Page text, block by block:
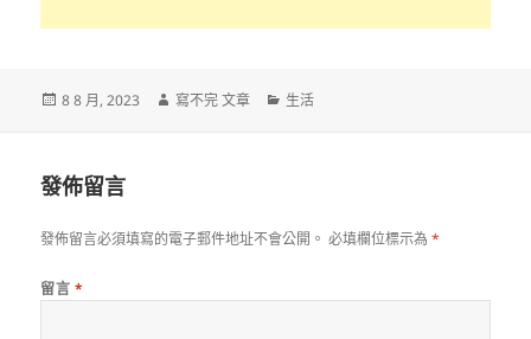
發
8 8 月, 2023
作
寫不完 文章
分
生活
發佈留言
發佈留言必須填寫的電子郵件地址不會公開。 必填欄位標示為*
留言 *